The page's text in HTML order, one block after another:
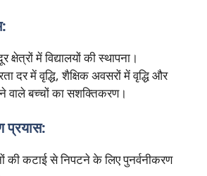
क्षेत्रों में विद्यालयों की स्थापना।
दर में वृद्धि, शैक्षिक अवसरों में वृद्धि और
वाले बच्चों का सशक्तिकरण।
प्रयास:
की कटाई से निपटने के लिए पुनर्वनीकरण